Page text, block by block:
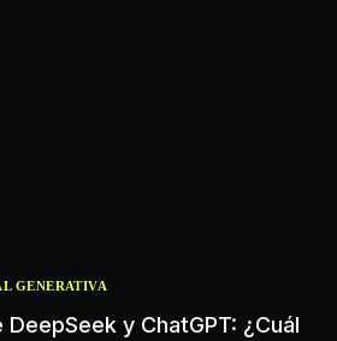
GENERATIVA
y ChatGPT: ¿Cuál